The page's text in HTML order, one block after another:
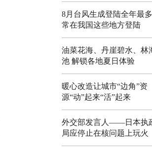
8月台风生成登陆全年最
常在我国这些地方登陆
油菜花海、丹崖碧水、林
池 解锁各地夏日体验
暖心改造让城市“边角”资
源“动”起来“活”起来
外交部发言人——日本执
局应停止在核问题上玩火